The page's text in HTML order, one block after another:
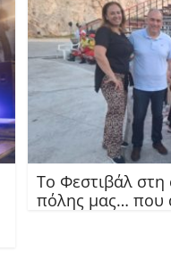
Το Φεστιβάλ
πόλης μας… που